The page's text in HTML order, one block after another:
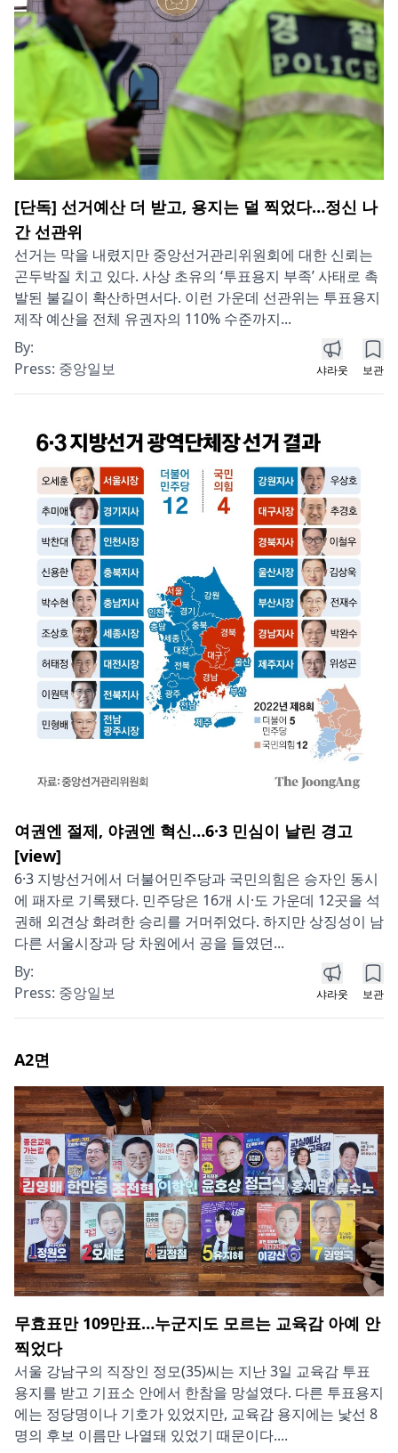
[단독] 선거예산 더 받고, 용지는 덜 찍었다…정신 나
간 선관위
선거는 막을 내렸지만 중앙선거관리위원회에 대한 신뢰는
곤두박질 치고 있다. 사상 초유의 ‘투표용지 부족’ 사태로 촉
발된 불길이 확산하면서다. 이런 가운데 선관위는 투표용지
제작 예산을 전체 유권자의 110% 수준까지...
By:
Press: 중앙일보 샤라웃 보관
여권엔 절제, 야권엔 혁신…6·3 민심이 날린 경고
[view]
6·3 지방선거에서 더불어민주당과 국민의힘은 승자인 동시
에 패자로 기록됐다. 민주당은 16개 시·도 가운데 12곳을 석
권해 외견상 화려한 승리를 거머쥐었다. 하지만 상징성이 남
다른 서울시장과 당 차원에서 공을 들였던...
By:
Press: 중앙일보 샤라웃 보관
A2면
무효표만 109만표…누군지도 모르는 교육감 아예 안
찍었다
서울 강남구의 직장인 정모(35)씨는 지난 3일 교육감 투표
용지를 받고 기표소 안에서 한참을 망설였다. 다른 투표용지
에는 정당명이나 기호가 있었지만, 교육감 용지에는 낯선 8
명의 후보 이름만 나열돼 있었기 때문이다....